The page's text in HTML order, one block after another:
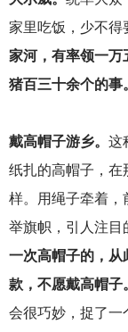
家里吃饭，少不得
家河，有率领一万
猪百三十余个的事
戴高帽子游乡。 这
纸扎的高帽子，在
样。用绳子牵着，
举旗帜，引人注目
一次高帽子的，从
款，不愿戴高帽子。
会很巧妙，捉了一